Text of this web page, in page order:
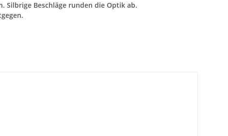
Silbrige Beschläge runden die Optik ab.